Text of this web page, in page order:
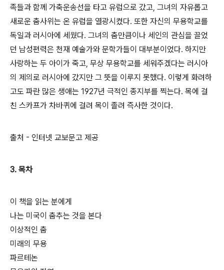
족들과 함께 가축운송선을 타고 유럽으로 갔고, 그녀의 자유롭고
새로운 춤사위는 온 유럽을 열광시켰다. 또한 자신의 무용학교를
독일과 러시아에 세웠다. 그녀의 춤만큼이나 세인의 관심을 끌었
던 남성편력은 천재 예술가와 문학가들이 대부분이었다. 하지만
사랑하는 두 아이가 죽고, 무상 무용학교를 세워주겠다는 러시아
의 제의로 러시아에 갔지만 그 뜻을 이루지 못했다. 이렇게 화려하
고도 파란 많은 생애는 1927년 극적인 종지부를 찍는다. 목에 걸
친 스카프가 차바퀴에 걸려 목이 졸려 즉사한 것이다.
출처 - 인터넷 교보문고 제공
3. 목차
이 책을 읽는 분에게
나는 미국이 춤추는 것을 본다
이상적인 춤
미래의 무용
파르테논